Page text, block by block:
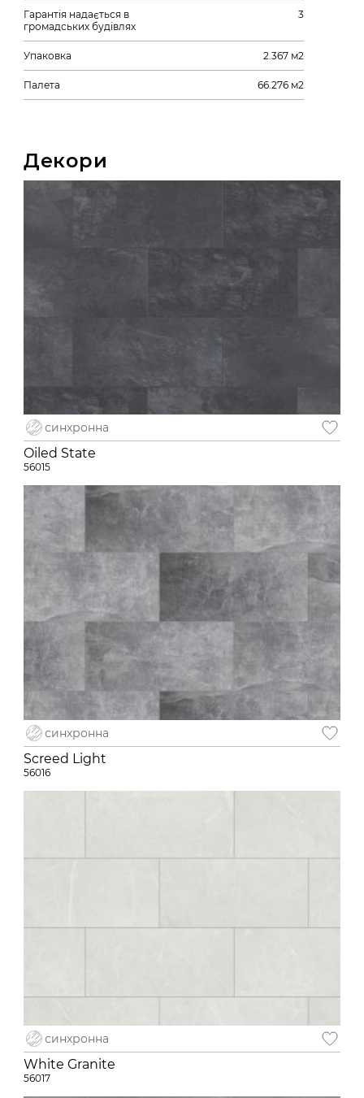
Гарантія надається в
громадських будівлях
3
Упаковка 2.367 м2
Палета 66.276 м2
Декори
синхронна
Oiled State
56015
синхронна
Screed Light
56016
синхронна
White Granite
56017